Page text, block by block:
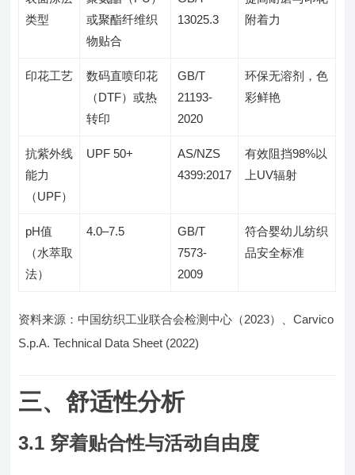
类型
或聚酯纤维织
物贴合
13025.3
附着力
印花工艺
数码直喷印花
（DTF）或热
转印
GB/T
21193-
2020
环保无溶剂，色
彩鲜艳
抗紫外线
能力
（UPF）
UPF 50+
AS/NZS
4399:2017
有效阻挡98%以
上UV辐射
pH值
（水萃取
法）
4.0–7.5
GB/T
7573-
2009
符合婴幼儿纺织
品安全标准
资料来源：中国纺织工业联合会检测中心（2023）、Carvico
S.p.A. Technical Data Sheet (2022)
三、舒适性分析
3.1 穿着贴合性与活动自由度